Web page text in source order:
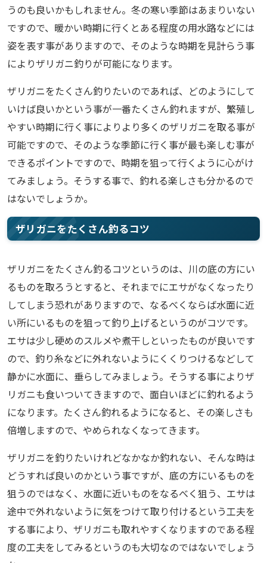
うのも良いかもしれません。冬の寒い季節はあまりいない
ですので、暖かい時期に行くとある程度の用水路などには
姿を表す事がありますので、そのような時期を見計らう事
によりザリガニ釣りが可能になります。
ザリガニをたくさん釣りたいのであれば、どのようにして
いけば良いかという事が一番たくさん釣れますが、繁殖し
やすい時期に行く事によりより多くのザリガニを取る事が
可能ですので、そのような季節に行く事が最も楽しむ事が
できるポイントですので、時期を狙って行くように心がけ
てみましょう。そうする事で、釣れる楽しさも分かるので
はないでしょうか。
ザリガニをたくさん釣るコツ
ザリガニをたくさん釣るコツというのは、川の底の方にい
るものを取ろうとすると、それまでにエサがなくなったり
してしまう恐れがありますので、なるべくならば水面に近
い所にいるものを狙って釣り上げるというのがコツです。
エサは少し硬めのスルメや煮干しといったものが良いです
ので、釣り糸などに外れないようにくくりつけるなどして
静かに水面に、垂らしてみましょう。そうする事によりザ
リガニも食いついてきますので、面白いほどに釣れるよう
になります。たくさん釣れるようになると、その楽しさも
倍増しますので、やめられなくなってきます。
ザリガニを釣りたいけれどなかなか釣れない、そんな時は
どうすれば良いのかという事ですが、底の方にいるものを
狙うのではなく、水面に近いものをなるべく狙う、エサは
途中で外れないように気をつけて取り付けるという工夫を
する事により、ザリガニも取れやすくなりますのである程
度の工夫をしてみるというのも大切なのではないでしょう